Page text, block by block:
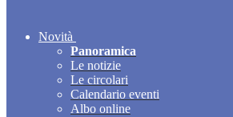
Novità
Panoramica
Le notizie
Le circolari
Calendario eventi
Albo online